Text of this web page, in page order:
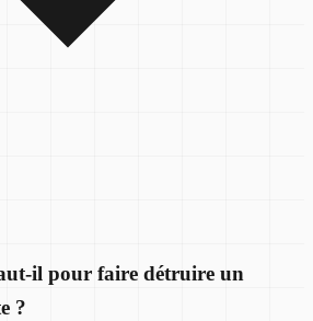
il pour faire détruire un
?